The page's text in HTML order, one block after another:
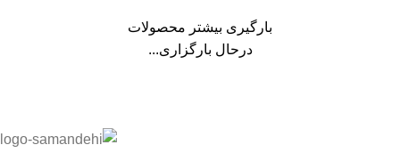
بارگیری بیشتر محصولات
درحال بارگزاری...